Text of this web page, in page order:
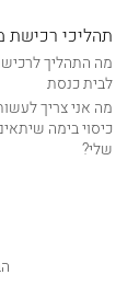
תהליכי רכישת
מה התהליך
לבית כנסת
מה אני צריך
כיסוי בימה
שלי?